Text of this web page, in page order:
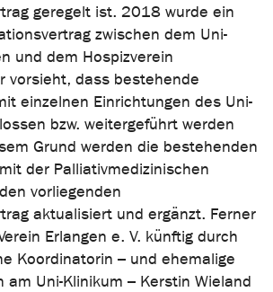
geregelt ist. 2018 wurde ein
zwischen dem Uni-
und dem Hospizverein
vorsieht, dass bestehende
einzelnen Einrichtungen des Uni-
bzw. weitergeführt werden
Grund werden die bestehenden
der Palliativmedizinischen
vorliegenden
aktualisiert und ergänzt. Ferner
Erlangen e. V. künftig durch
Koordinatorin – und ehemalige
am Uni-Klinikum – Kerstin Wieland